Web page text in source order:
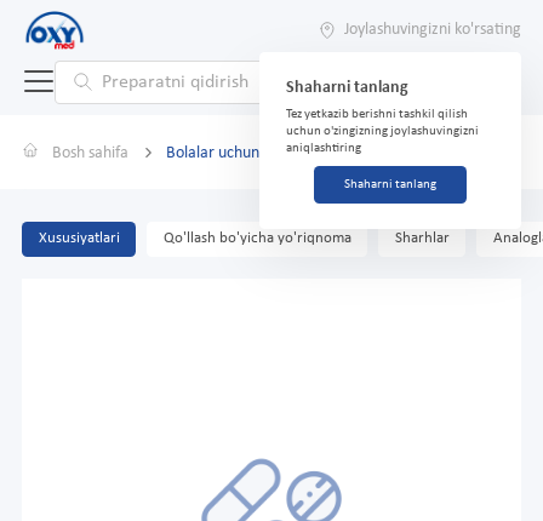
Joylashuvingizni ko'rsating
Shaharni tanlang
Tez yetkazib berishni tashkil qilish
uchun o'zingizning joylashuvingizni
aniqlashtiring
Shaharni tanlang
Bosh sahifa Bolalar uchun tish pastasi \\SILCAMED\\Cola 65ml
Xususiyatlari Qo'llash bo'yicha yo'riqnoma Sharhlar